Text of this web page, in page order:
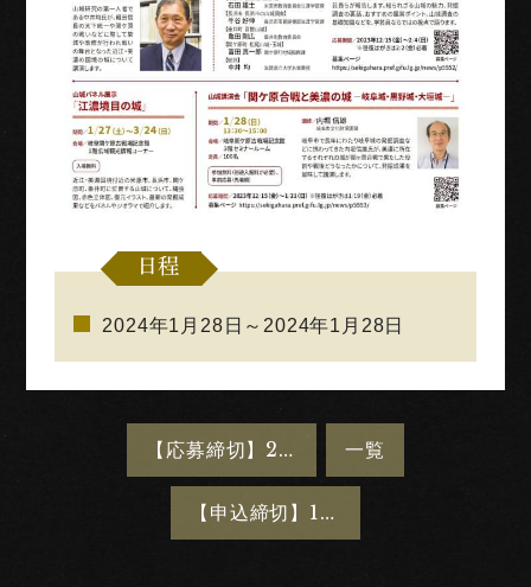
日程
2024年1月28日～2024年1月28日
【応募締切】2/11(日)山城シンポジウム「江濃境目の城」を開催します 一覧
【申込締切】12/20(水)神田明神（東京都）にて「小和田哲男 岐阜関ケ原古戦場記念館長特別講演会」を開催します